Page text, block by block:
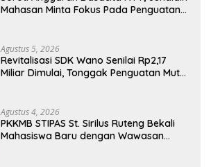
Mahasan Minta Fokus Pada Penguatan
Agustus 5, 2026
Revitalisasi SDK Wano Senilai Rp2,17
Miliar Dimulai, Tonggak Penguatan Mutu
Agustus 4, 2026
PKKMB STIPAS St. Sirilus Ruteng Bekali
Mahasiswa Baru dengan Wawasan